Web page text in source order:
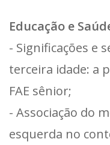
Educação e
- Significações e
terceira idade: a
FAE sênior;
- Associação do
esquerda no